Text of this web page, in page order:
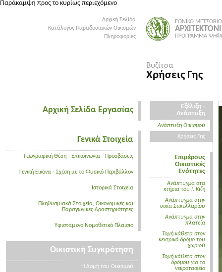
Παράκαμψη προς το κυρίως περιεχόμενο
Αρχική Σελίδα
Κατάλογος Παραδοσιακών Οικισμών
Πληροφορίες
Αρχική Σελίδα Εργασίας
Γενικά Στοιχεία
Γεωγραφική Θέση - Επικοινωνία - Προσβάσεις
Γενική Εικόνα - Σχέση με το Φυσικό Περιβάλλον
Ιστορικά Στοιχεία
Πληθυσμιακά Στοιχεία, Οικονομικές και
Παραγωγικές Δραστηριότητες
Υφιστάμενο Νομοθετικό Πλαίσιο
Οικιστική Συγκρότηση
Η Δομή του Οικισμού
ΕΘΝΙΚΟ
ΠΡΟΓΡΑΜΜΑ
Βυζίτσα
Χρήσεις Γης
Εξέλιξη -
Ανάπτυξη
Ανάπτυξη Οικισμού
Χρήσεις Γης
Επιμέρους
Οικιστικές
Ενότητες
Ανάπτυγμα στα
κτήρια του Ι. Κίζη
Ανάπτυγμα στην
οικία Σακελλαρίου
Ανάπτυγμα στην
πλατεία
Τομή κάθετα στον
κεντρικό δρόμο του
χωριού
Τομή κάθετα στον
δρόμου για το
νεκροταφείο